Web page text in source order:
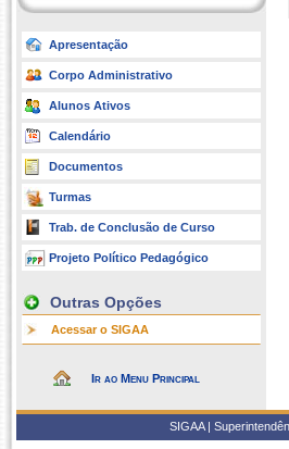
Apresentação
Corpo Administrativo
Alunos Ativos
Calendário
Documentos
Turmas
Trab. de Conclusão de Curso
Projeto Político Pedagógico
Outras Opções
Acessar o SIGAA
Ir ao Menu Principal
SIGAA |